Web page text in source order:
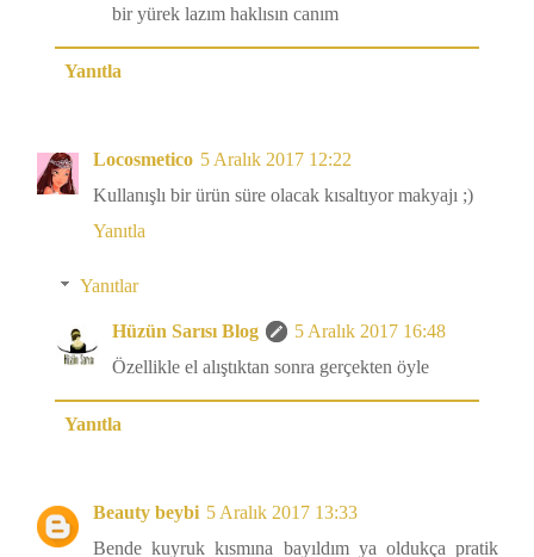
bir yürek lazım haklısın canım
Yanıtla
Locosmetico 5 Aralık 2017 12:22
Kullanışlı bir ürün süre olacak kısaltıyor makyajı ;)
Yanıtla
Yanıtlar
Hüzün Sarısı Blog
5 Aralık 2017 16:48
Özellikle el alıştıktan sonra gerçekten öyle
Yanıtla
Beauty beybi 5 Aralık 2017 13:33
Bende kuyruk kısmına bayıldım ya oldukça pratik